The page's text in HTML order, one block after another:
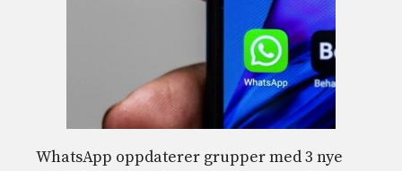
WhatsApp oppdaterer grupper med 3 nye